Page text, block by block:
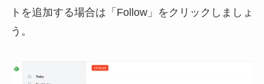
トを追加する場合は「Follow」をクリックしましょ
う。